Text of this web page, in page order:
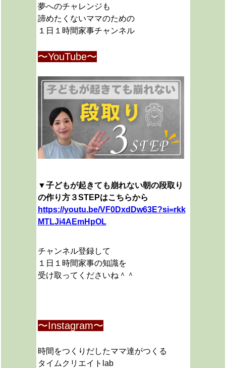
夢へのチャレンジも
諦めたくないママのための
１日１時間家事チャンネル
〜YouTube〜
▼子どもが起きても崩れない朝の段取り
の作り方３STEPはこちらから
https://youtu.be/VF0DxdDw63E?si=rkk
MTLJi4AEmHpOL
チャンネル登録して
１日１時間家事の知識を
受け取ってくださいね＾＾
〜Instagram〜
時間をつくりだしたママ達がつくる
タイムクリエイトlab